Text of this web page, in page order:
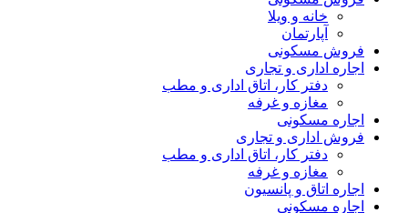
خانه و ویلا
آپارتمان
فروش مسکونی
اجاره اداری و تجاری
دفتر کار، اتاق اداری و مطب
مغازه و غرفه
اجاره مسکونی
فروش اداری و تجاری
دفتر کار، اتاق اداری و مطب
مغازه و غرفه
اجاره اتاق و پانسیون
اجاره مسکونی